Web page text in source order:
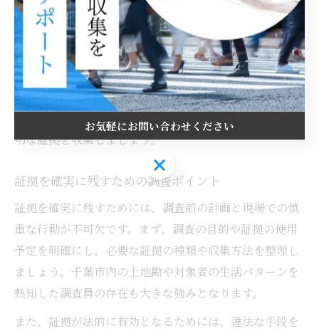
場合もあります。
証拠の選び方としては、まず裁判や離婚時に有効とされ
る証拠を優先することが肝心です。具体的には、日付や
場所、相手の顔が明確に映っている写真や動画、時系列
を記録した行動メモなどが挙げられます。調査の目的や
今後の対応方針を考慮し、探偵事務所に相談しながら適
切な証拠を収集しましょう。
証拠を確実に残すための調査ポイント
証拠を確実に残すためには、調査前の計画と現場での慎
重な行動が不可欠です。まず、調査の目的や証拠の使用
予定を明確にし、必要な証拠の種類や収集方法を整理し
ましょう。千葉市内の土地勘や対象者の生活パターンを
熟知した調査員の存在も大きな強みとなります。
また、証拠が法的に有効となるためには、違法な手段を
お気軽にお問い合わせください
お気軽にお問い合わせください